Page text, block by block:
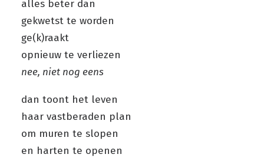
alles beter dan
gekwetst te worden
ge(k)raakt
opnieuw te verliezen
nee, niet nog eens
dan toont het leven
haar vastberaden plan
om muren te slopen
en harten te openen